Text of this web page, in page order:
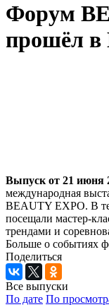
Форум
прошёл в
Выпуск от 21 июня
международная
BEAUTY EXPO. В
посещали мастер-
трендами и
Больше о событиях
Поделиться
Все выпуски
По дате По